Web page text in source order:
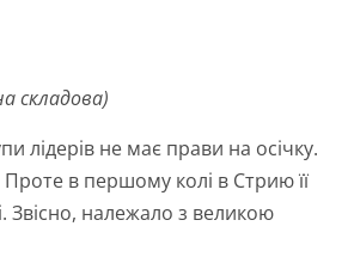
складова)
лідерів не має прави на осічку.
в першому колі в Стрию її
Звісно, належало з великою